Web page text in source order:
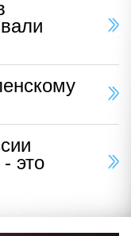
это